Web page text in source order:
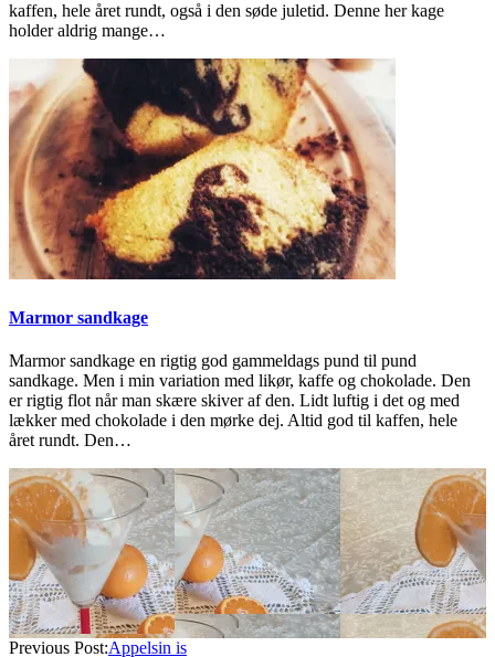
kaffen, hele året rundt, også i den søde juletid. Denne her kage
holder aldrig mange…
Marmor sandkage
Marmor sandkage en rigtig god gammeldags pund til pund
sandkage. Men i min variation med likør, kaffe og chokolade. Den
er rigtig flot når man skære skiver af den. Lidt luftig i det og med
lækker med chokolade i den mørke dej. Altid god til kaffen, hele
året rundt. Den…
2026-
01-
23
Previous Post:Appelsin is